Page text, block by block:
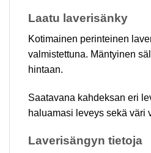
Laatu laverisänky
Kotimainen perinteinen
valmistettuna. Mäntyinen
hintaan.
Saatavana kahdeksan eri
haluamasi leveys sekä väri
Laverisängyn tietoja